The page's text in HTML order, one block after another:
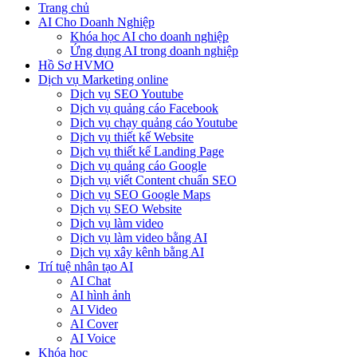
Trang chủ
AI Cho Doanh Nghiệp
Khóa học AI cho doanh nghiệp
Ứng dụng AI trong doanh nghiệp
Hồ Sơ HVMO
Dịch vụ Marketing online
Dịch vụ SEO Youtube
Dịch vụ quảng cáo Facebook
Dịch vụ chạy quảng cáo Youtube
Dịch vụ thiết kế Website
Dịch vụ thiết kế Landing Page
Dịch vụ quảng cáo Google
Dịch vụ viết Content chuẩn SEO
Dịch vụ SEO Google Maps
Dịch vụ SEO Website
Dịch vụ làm video
Dịch vụ làm video bằng AI
Dịch vụ xây kênh bằng AI
Trí tuệ nhân tạo AI
AI Chat
AI hình ảnh
AI Video
AI Cover
AI Voice
Khóa học